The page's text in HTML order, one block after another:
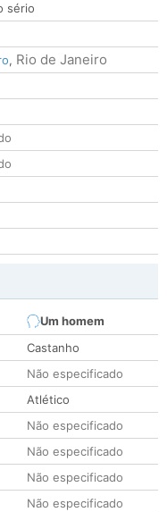
sério
, Rio de Janeiro
Um homem
Castanho
Não especificado
Atlético
Não especificado
Não especificado
Não especificado
Não especificado